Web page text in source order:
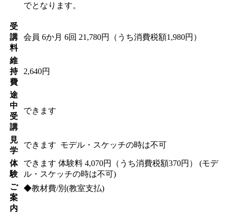
でとなります。
受
講
料
会員 6か月 6回 21,780円（うち消費税額1,980円）
維
持
費
2,640円
途
中
受
講
できます
見
学
できます モデル・スケッチの時は不可
体
験
できます 体験料 4,070円（うち消費税額370円） (モデ
ル・スケッチの時は不可)
ご
案
内
◆教材費/別(教室支払)